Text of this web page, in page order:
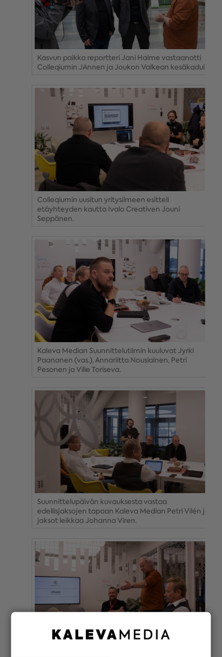
Kasvun paikka reportteri Jani Halme vastaanotti
Colleqiumin JAnnen ja Joukon Valkean kesäkadulla.
Colleqiumin uusitun yritysilmeen esitteli
etäyhteyden kautta Ivalo Creativen Jouni
Seppänen.
Kaleva Median Suunnittelutiimin kuuluvat Jyrki
Paananen (vas.), Annariitta Nousiainen, Petri
Pesonen ja Ville Toriseva.
Suunnittelupäivän kuvauksesta vastaa
edellisjaksojen tapaan Kaleva Median Petri Vilén ja
jaksot leikkaa Johanna Viren.